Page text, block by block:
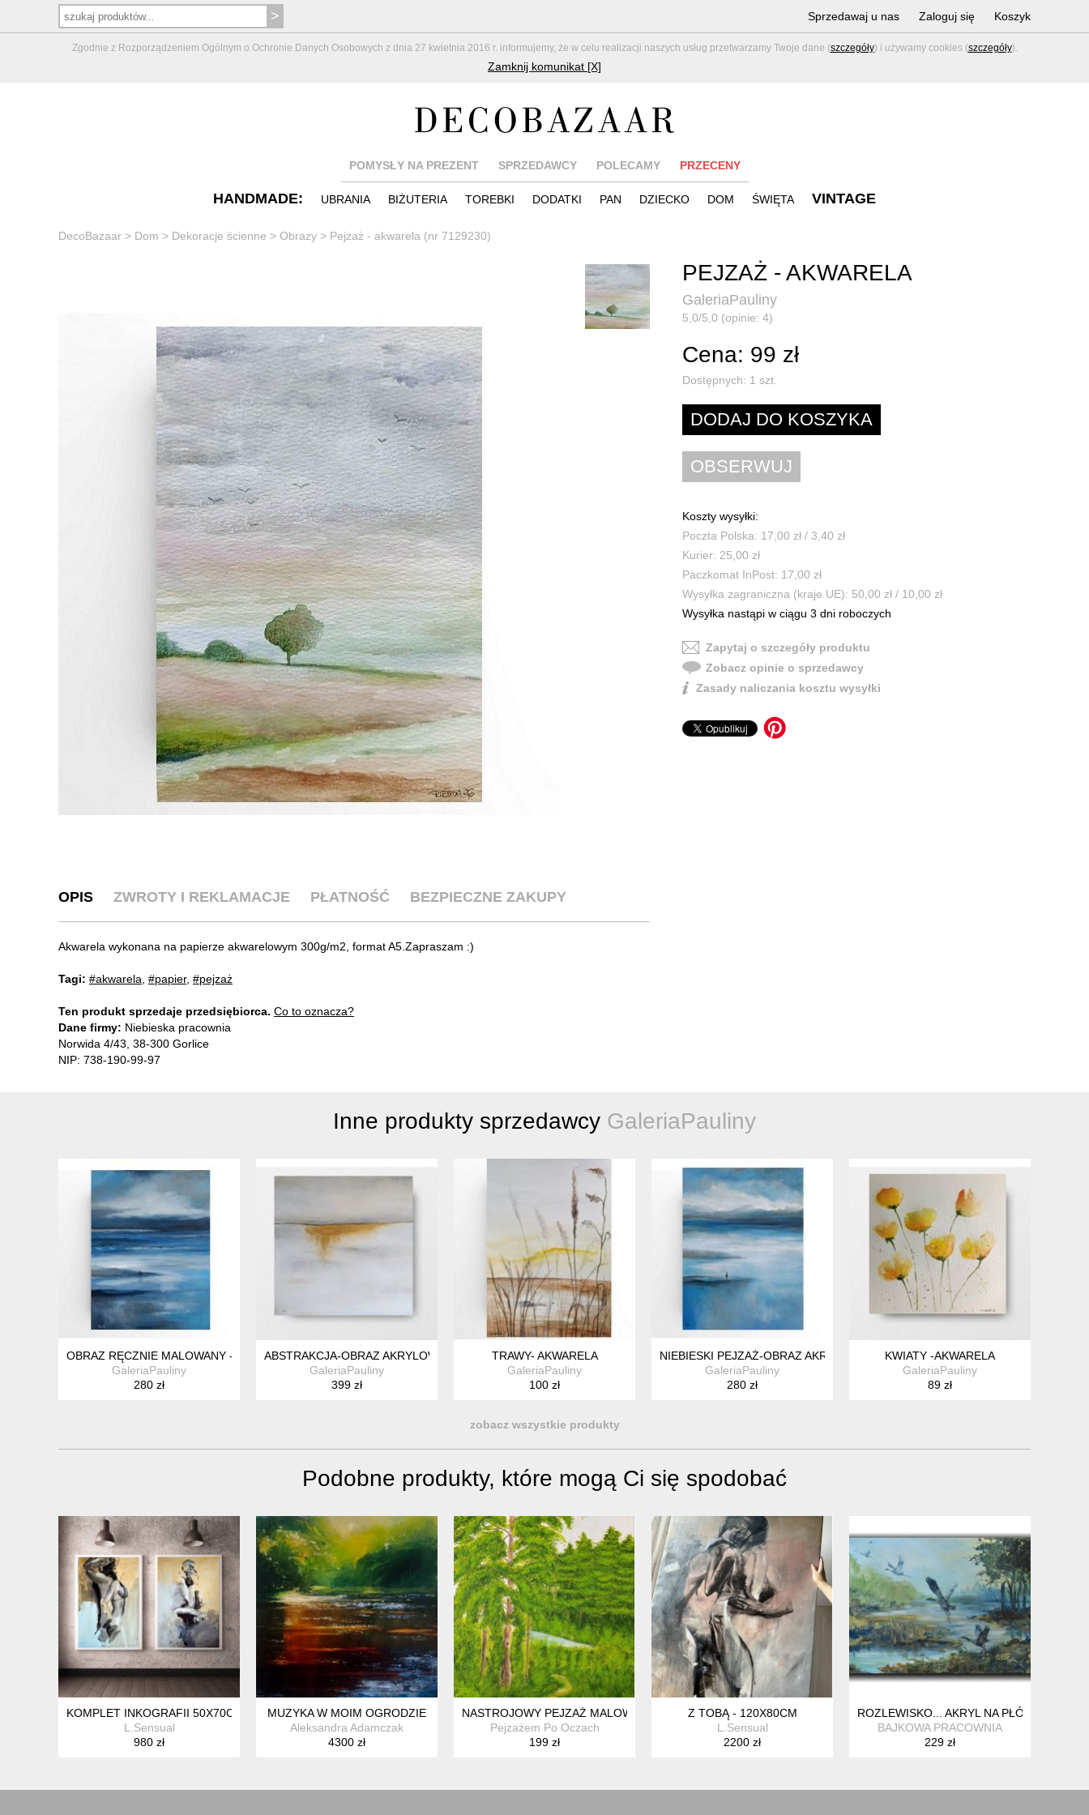
Zgodnie z Rozporządzeniem Ogólnym o Ochronie Danych Osobowych z dnia 27 kwietnia 2016 r. informujemy, że w celu realizacji naszych usług przetwarzamy Twoje dane (szczegóły) i używamy cookies (szczegóły).
Zamknij komunikat [X]
Sprzedawaj u nas Zaloguj się Koszyk
POMYSŁY NA PREZENT SPRZEDAWCY POLECAMY PRZECENY
HANDMADE: UBRANIA BIŻUTERIA TOREBKI DODATKI PAN DZIECKO DOM ŚWIĘTA VINTAGE
DecoBazaar > Dom > Dekoracje ścienne > Obrazy > Pejzaż - akwarela (nr 7129230)
PEJZAŻ - AKWARELA
GaleriaPauliny
5,0/5,0 (opinie: 4)
Cena: 99 zł
Dostępnych: 1 szt.
Koszty wysyłki:
Poczta Polska: 17,00 zł / 3,40 zł
Kurier: 25,00 zł
Paczkomat InPost: 17,00 zł
Wysyłka zagraniczna (kraje UE): 50,00 zł / 10,00 zł
Wysyłka nastąpi w ciągu 3 dni roboczych
Zapytaj o szczegóły produktu
Zobacz opinie o sprzedawcy
Zasady naliczania kosztu wysyłki
OPIS ZWROTY I REKLAMACJE PŁATNOŚĆ BEZPIECZNE ZAKUPY
Akwarela wykonana na papierze akwarelowym 300g/m2, format A5.Zapraszam :)
Tagi: #akwarela #papier, #pejzaż
Ten produkt sprzedaje przedsiębiorca. Co to oznacza?
Dane firmy: Niebieska pracownia
Norwida 4/43, 38-300 Gorlice
NIP: 738-190-99-97
Inne produkty sprzedawcy GaleriaPauliny
OBRAZ RĘCZNIE MALOWANY - NAD MORZEM
GaleriaPauliny
280 zł
ABSTRAKCJA-OBRAZ AKRYLOWY 60/60 CM
GaleriaPauliny
399 zł
TRAWY- AKWARELA
GaleriaPauliny
100 zł
NIEBIESKI PEJZAŻ-OBRAZ AKRYLOWY 40/30 CM
GaleriaPauliny
280 zł
KWIATY -AKWARELA
GaleriaPauliny
89 zł
zobacz wszystkie produkty
Podobne produkty, które mogą Ci się spodobać
KOMPLET INKOGRAFII 50X70CM
L.Sensual
980 zł
MUZYKA W MOIM OGRODZIE
Aleksandra Adamczak
4300 zł
NASTROJOWY PEJZAŻ MALOWANY NA PŁÓTNIE - "POLNĄ DRÓŻKĄ" 40X30CM
Pejzażem Po Oczach
199 zł
Z TOBĄ - 120X80CM
L.Sensual
2200 zł
ROZLEWISKO... AKRYL NA PŁÓTNIE
BAJKOWA PRACOWNIA
229 zł